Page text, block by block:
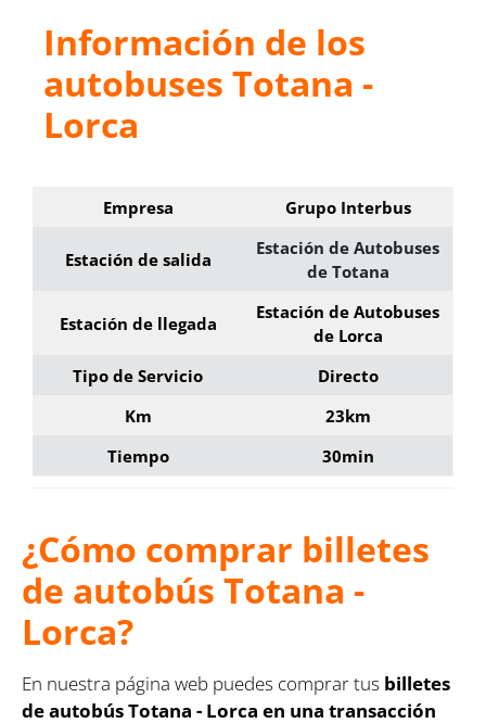
Información de los
autobuses Totana -
Lorca
Empresa Grupo Interbus
Estación de salida
Estación de Autobuses
de Totana
Estación de llegada
Estación de Autobuses
de Lorca
Tipo de Servicio
Directo
Km
23km
Tiempo
30min
¿Cómo comprar billetes
de autobús Totana -
Lorca?
En nuestra página web puedes comprar tus billetes
de autobús Totana - Lorca en una transacción